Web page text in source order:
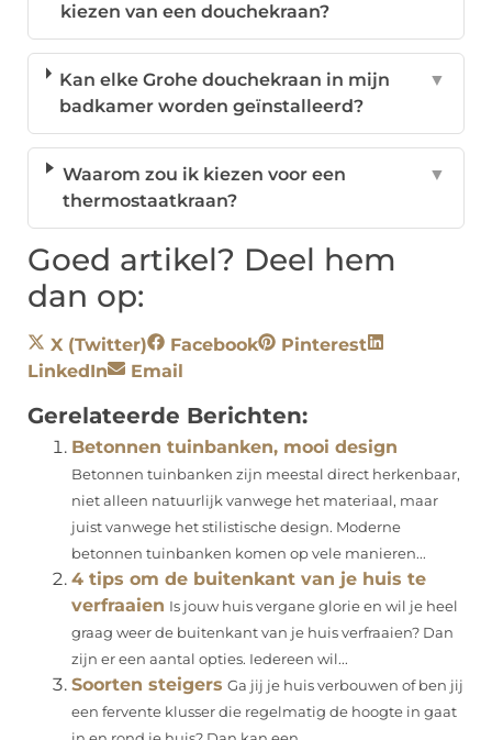
kiezen van een douchekraan?
Kan elke Grohe douchekraan in mijn
badkamer worden geïnstalleerd?
▼
Waarom zou ik kiezen voor een
thermostaatkraan?
▼
Goed artikel? Deel hem
dan op:
X (Twitter) Facebook
Pinterest
LinkedIn
Email
Gerelateerde Berichten:
Betonnen tuinbanken, mooi design
Betonnen tuinbanken zijn meestal direct herkenbaar,
niet alleen natuurlijk vanwege het materiaal, maar
juist vanwege het stilistische design. Moderne
betonnen tuinbanken komen op vele manieren...
4 tips om de buitenkant van je huis te
verfraaien Is jouw huis vergane glorie en wil je heel
graag weer de buitenkant van je huis verfraaien? Dan
zijn er een aantal opties. Iedereen wil...
Soorten steigers Ga jij je huis verbouwen of ben jij
een fervente klusser die regelmatig de hoogte in gaat